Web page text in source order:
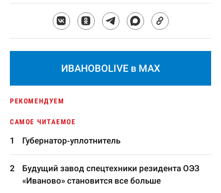
ИВАНОВОLIVE в MAX
РЕКОМЕНДУЕМ
САМОЕ ЧИТАЕМОЕ
Губернатор-уплотнитель
Будущий завод спецтехники резидента ОЭЗ
«Иваново» становится все больше